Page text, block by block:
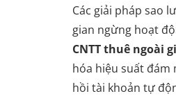
Các giải pháp sao
gian ngừng hoạt
CNTT thuê ngoài
hóa hiệu suất đám
hồi tài khoản tự